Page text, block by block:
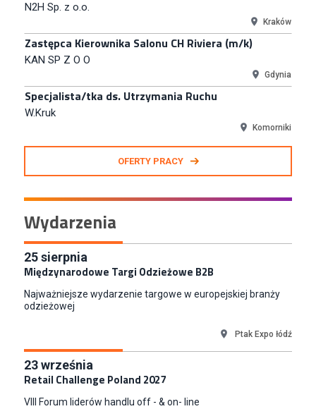
N2H Sp. z o.o.
Kraków
Zastępca Kierownika Salonu CH Riviera (m/k)
KAN SP Z O O
Gdynia
Specjalista/tka ds. Utrzymania Ruchu
W.Kruk
Komorniki
Key Account Manager Meble
Młodszy Specjalista ds. Sprzedaży B2B (K/M/N)
Euro-net Sp. z o.o.
Koordynator Inwestycji
ETOS S.A.
Grafik / Graficzka Nadruków Odzieżowych
Warszawa
Junior RPA Developer (k/m)
TERG S.A.
OFERTY PRACY
Wydarzenia
25sierpnia
Międzynarodowe Targi Odzieżowe B2B
Najważniejsze wydarzenie targowe w europejskiej branży
odzieżowej
Ptak Expo łódź
23września
Retail Challenge Poland 2027
VIII Forum liderów handlu off - & on- line